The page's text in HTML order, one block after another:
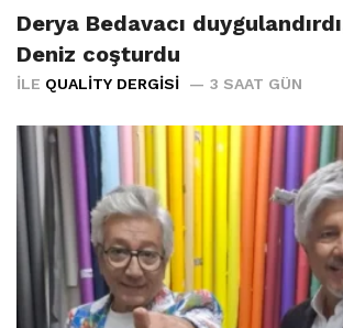
Derya Bedavacı
Deniz coşturdu
İLE QUALITY DERGISI 3 SAAT GÜN